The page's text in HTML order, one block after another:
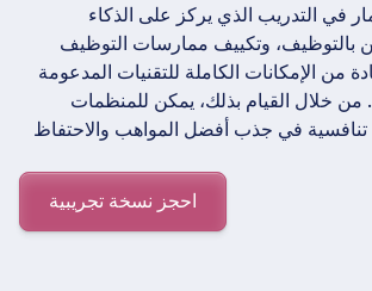
في التدريب الذي يركز على الذكاء
بالتوظيف، وتكييف ممارسات التوظيف
من الإمكانات الكاملة للتقنيات المدعومة
خلال القيام بذلك، يمكن للمنظمات
في جذب أفضل المواهب والاحتفاظ
احجز نسخة تجريبية